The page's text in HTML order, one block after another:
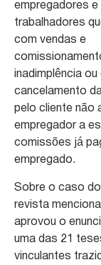
empregadores e
trabalhadores
com vendas e
inadimplência ou
cancelamento
pelo cliente não
empregador a
comissões já
empregado.
Sobre o caso
revista
aprovou o
uma das 21
vinculantes